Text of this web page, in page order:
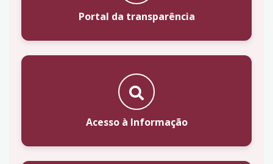
Portal da transparência
Acesso à Informação